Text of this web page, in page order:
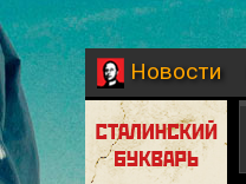
Новости